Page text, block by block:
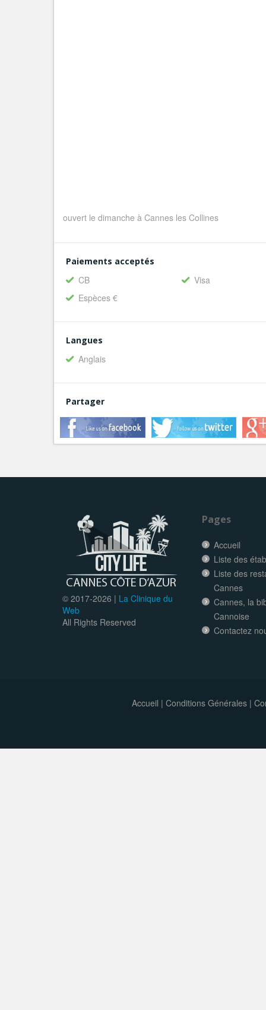
ouvert le dimanche à Cannes les Collines
Paiements acceptés
CB
Visa
Espèces €
Langues
Anglais
Partager
© 2017-2026 | La Clinique du
Web
All Rights Reserved
Pages
Accueil
Liste des
Liste des
Cannes
Cannes, la
Cannoise
Contactez
Accueil | Conditions Générales|